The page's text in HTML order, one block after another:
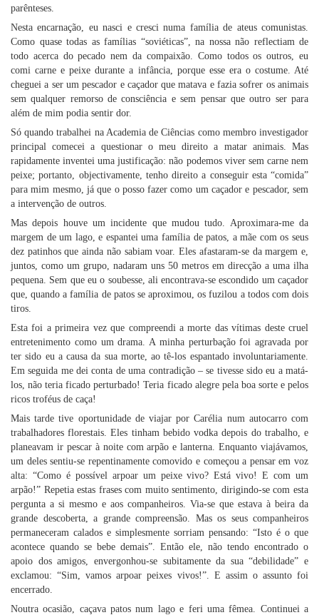
parênteses.
Nesta encarnação, eu nasci e cresci numa família de ateus comunistas.
Como quase todas as famílias “soviéticas”, na nossa não reflectiam de
todo acerca do pecado nem da compaixão. Como todos os outros, eu
comi carne e peixe durante a infância, porque esse era o costume. Até
cheguei a ser um pescador e caçador que matava e fazia sofrer os animais
sem qualquer remorso de consciência e sem pensar que outro ser para
além de mim podia sentir dor.
Só quando trabalhei na Academia de Ciências como membro investigador
principal comecei a questionar o meu direito a matar animais. Mas
rapidamente inventei uma justificação: não podemos viver sem carne nem
peixe; portanto, objectivamente, tenho direito a conseguir esta “comida”
para mim mesmo, já que o posso fazer como um caçador e pescador, sem
a intervenção de outros.
Mas depois houve um incidente que mudou tudo. Aproximara-me da
margem de um lago, e espantei uma família de patos, a mãe com os seus
dez patinhos que ainda não sabiam voar. Eles afastaram-se da margem e,
juntos, como um grupo, nadaram uns 50 metros em direcção a uma ilha
pequena. Sem que eu o soubesse, ali encontrava-se escondido um caçador
que, quando a família de patos se aproximou, os fuzilou a todos com dois
tiros.
Esta foi a primeira vez que compreendi a morte das vítimas deste cruel
entretenimento como um drama. A minha perturbação foi agravada por
ter sido eu a causa da sua morte, ao tê-los espantado involuntariamente.
Em seguida me dei conta de uma contradição – se tivesse sido eu a matá-
los, não teria ficado perturbado! Teria ficado alegre pela boa sorte e pelos
ricos troféus de caça!
Mais tarde tive oportunidade de viajar por Carélia num autocarro com
trabalhadores florestais. Eles tinham bebido vodka depois do trabalho, e
planeavam ir pescar à noite com arpão e lanterna. Enquanto viajávamos,
um deles sentiu-se repentinamente comovido e começou a pensar em voz
alta: “Como é possível arpoar um peixe vivo? Está vivo! E com um
arpão!” Repetia estas frases com muito sentimento, dirigindo-se com esta
pergunta a si mesmo e aos companheiros. Via-se que estava à beira da
grande descoberta, a grande compreensão. Mas os seus companheiros
permaneceram calados e simplesmente sorriam pensando: “Isto é o que
acontece quando se bebe demais”. Então ele, não tendo encontrado o
apoio dos amigos, envergonhou-se subitamente da sua “debilidade” e
exclamou: “Sim, vamos arpoar peixes vivos!”. E assim o assunto foi
encerrado.
Noutra ocasião, caçava patos num lago e feri uma fêmea. Continuei a